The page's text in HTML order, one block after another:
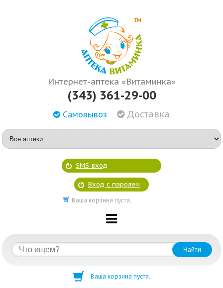
Интернет-аптека «Витаминка»
(343) 361-29-00
Самовывоз Доставка
SMS-вход
Вход с паролем
Ваша корзина пуста.
Ваша корзина пуста.